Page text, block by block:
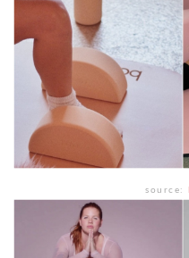
source: